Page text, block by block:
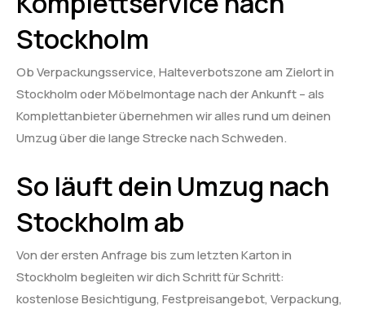
Stockholm
Ob Verpackungsservice, Halteverbotszone am Zielort in
Stockholm oder Möbelmontage nach der Ankunft – als
Komplettanbieter übernehmen wir alles rund um deinen
Umzug über die lange Strecke nach Schweden.
So läuft dein Umzug nach
Stockholm ab
Von der ersten Anfrage bis zum letzten Karton in
Stockholm begleiten wir dich Schritt für Schritt:
kostenlose Besichtigung, Festpreisangebot, Verpackung,